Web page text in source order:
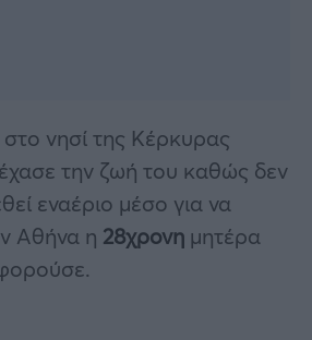
νησί της Κέρκυρας
την ζωή του καθώς δεν
εναέριο μέσο για να
Αθήνα η 28χρονη μητέρα